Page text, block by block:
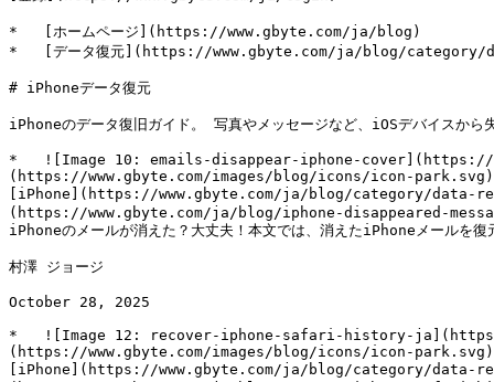
*   [ホームページ](https://www.gbyte.com/ja/blog)
*   [データ復元](https://www.gbyte.com/ja/blog/
# iPhoneデータ復元
iPhoneのデータ復旧ガイド。 写真やメッセージなど、iOSデバイスから
*   ![Image 10: emails-disappear-iphone-cover](https://
(https://www.gbyte.com/images/blog/icons/icon-park.svg)
[iPhone](https://www.gbyte.com/ja/blog/category/data-
(https://www.gbyte.com/ja/blog/iphone-disappeared-
iPhoneのメールが消えた？大丈夫！本文では、消えたiPhoneメールを復
村澤 ジョージ
October 28, 2025
*   ![Image 12: recover-iphone-safari-history-
(https://www.gbyte.com/images/blog/icons/icon-park.svg)
[iPhone](https://www.gbyte.com/ja/blog/category/data-